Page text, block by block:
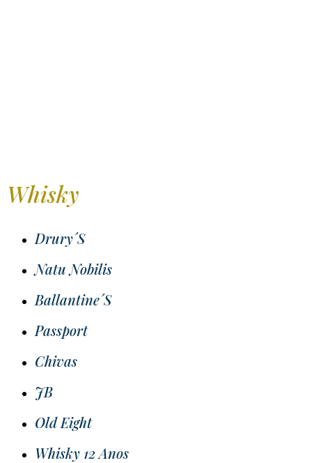
Whisky
Drury´s
Natu Nobilis
Ballantine´s
Passport
Chivas
JB
Old Eight
Whisky 12 Anos